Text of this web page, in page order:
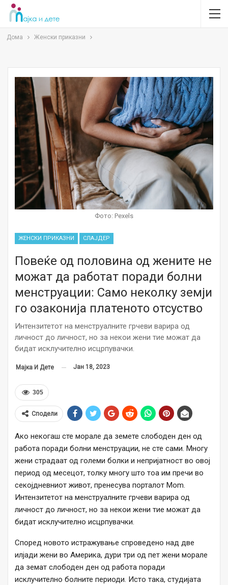
Дома Женски приказни
Фото: Pexels
ЖЕНСКИ ПРИКАЗНИ СЛАЈДЕР
Повеќе од половина од жените не
можат да работат поради болни
менструации: Само неколку земји
го озаконија платеното отсуство
Интензитетот на менструалните грчеви варира од
личност до личност, но за некои жени тие можат да
бидат исклучително исцрпувачки.
Мајка И Дете Јан 18, 2023
305
Сподели
Ако некогаш сте морале да земете слободен ден од
работа поради болни менструации, не сте сами. Многу
жени страдаат од големи болки и непријатност во овој
период од месецот, толку многу што тоа им пречи во
секојдневниот живот, пренесува порталот Mom.
Интензитетот на менструалните грчеви варира од
личност до личност, но за некои жени тие можат да
бидат исклучително исцрпувачки.
Според новото истражување спроведено над две
илјади жени во Америка, дури три од пет жени морале
да земат слободен ден од работа поради
исклучително болните периоди. Исто така, студијата